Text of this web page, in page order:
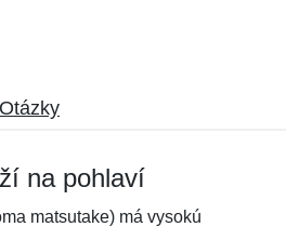
Otázky
na pohlaví
matsutake) má vysokú